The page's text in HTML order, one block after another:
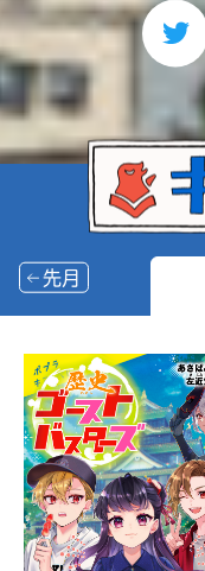
先月